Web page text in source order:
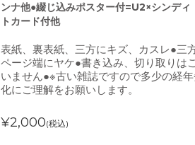
ンナ他●綴じ込みポスター付=U2×シンディ
トカード付他
表紙、裏表紙、三方にキズ、カスレ●三
ページ端にヤケ●書き込み、切り取りは
いません●※古い雑誌ですので多少の経
化にご理解をお願いします。
¥2,000(税込)